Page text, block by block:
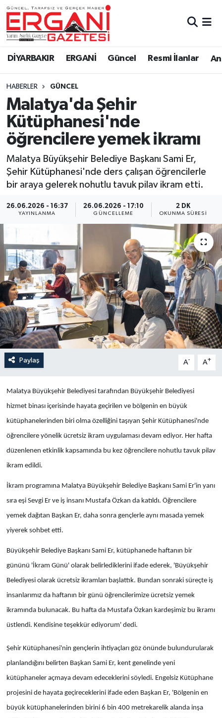
DİYARBAKIR ERGANİ Güncel Resmi İlanlar
HABERLER GÜNCEL
Malatya'da Şehir
Kütüphanesi'nde
öğrencilere yemek ikramı
Malatya Büyükşehir Belediye Başkanı Sami Er,
Şehir Kütüphanesi'nde ders çalışan öğrencilerle
bir araya gelerek nohutlu tavuk pilav ikram etti.
26.06.2026 - 16:37
YAYINLANMA
26.06.2026 - 17:10
GÜNCELLEME
2 DK
OKUNMA SÜRESI
Paylaş A- A+
Malatya Büyükşehir Belediyesi tarafından Büyükşehir Belediyesi
hizmet binası içerisinde hayata geçirilen ve bölgenin en büyük
kütüphanelerinden biri olma özelliğini taşıyan Şehir Kütüphanesi'nde
öğrencilere yönelik ücretsiz ikram uygulaması devam ediyor. Her hafta
düzenlenen etkinlik kapsamında bu kez öğrencilere nohutlu tavuk pilav
ikram edildi.
İkram programına Malatya Büyükşehir Belediye Başkanı Sami Er'in yanı
sıra eşi Sevgi Er ve iş insanı Mustafa Özkan da katıldı. Öğrencilere
yemek dağıtan Başkan Er, daha sonra gençlerle aynı masada yemek
yiyerek sohbet etti.
Büyükşehir Belediye Başkanı Sami Er, kütüphanede haftanın bir
gününü 'İkram Günü' olarak belirlediklerini ifade ederek, 'Büyükşehir
Belediyesi olarak ücretsiz ikramları başlattık. Bundan sonraki süreçte iş
insanlarımız da haftanın bir günü öğrencilerimize ücretsiz yemek
ikramında bulunacak. Bu hafta da Mustafa Özkan kardeşimiz bu ikramı
üstlendi. Kendisine teşekkür ediyorum' dedi.
Şehir Kütüphanesi'nin gençlerin ihtiyaçları göz önünde bulundurularak
planlandığını belirten Başkan Sami Er, kent genelinde yeni
kütüphaneler açmaya devam edeceklerini söyledi. Engelsiz Kütüphane
projesini de hayata geçireceklerini ifade eden Başkan Er, 'Bölgenin en
büyük kütüphanelerinden birini 6 bin 400 metrekarelik alanda inşa
DİYARBAKIR
BİSMİL
BAĞLAR
ERGANİ
Güncel
Eği̇ti̇m
Resmi İlanlar
Sağlık
Si̇yaset
Spor
Anali̇z
Bi̇li̇m & Teknoloji̇
Dünya
Eği̇ti̇m
Ergani Nöbetçi Eczaneler
Ergani Hava Durumu
Ergani Trafik Yoğunluk Haritası
Süper Lig Puan Durumu ve Fikstür
Tüm Manşetler
Son Dakika Haberleri
Haber Arşivi